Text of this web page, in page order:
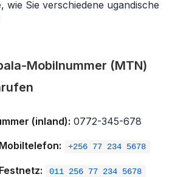
wie Sie verschiedene ugandische
Mobilnummer (MTN)
(inland): 0772-345-678
+256 77 234 5678
011 256 77 234 5678